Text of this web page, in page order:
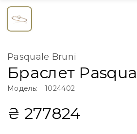
Pasquale Bruni
Браслет
Модель: 1024402
₴ 277824